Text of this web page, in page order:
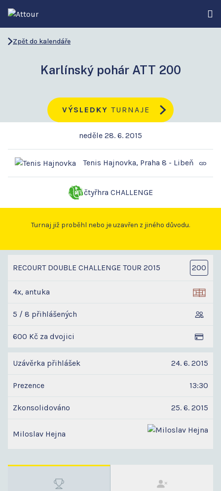
Zpět do kalendáře
Karlínský pohár ATT 200
VÝSLEDKY TURNAJE
neděle 28. 6. 2015
Tenis Hajnovka, Praha 8 - Libeň
čtyřhra CHALLENGE
Turnaj již proběhl nebo je uzavřen z jiného důvodu.
RECOURT DOUBLE CHALLENGE TOUR 2015 200
4x, antuka
5 / 8 přihlášených
600 Kč za dvojici
Uzávěrka přihlášek 24. 6. 2015
Prezence 13:30
Zkonsolidováno 25. 6. 2015
Miloslav Hejna